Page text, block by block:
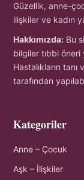
Güzellik, anne-
ilişkiler ve kadın
Hakkımızda: Bu
bilgiler tıbbi öneri
Hastalıkların
tarafından
Kategoriler
Anne – Çocuk
Aşk – İlişkiler